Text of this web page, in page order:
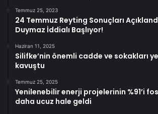
Temmuz 25, 2023
24 Temmuz Reyting Sonuçları
Duymaz İddialı Başlıyor!
Haziran 11, 2025
Silifke’nin önemli cadde ve sokakları
kavuştu
Temmuz 25, 2025
Yenilenebilir enerji projelerinin %91’i
daha ucuz hale geldi